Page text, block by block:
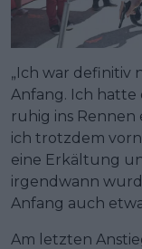
„Ich war definitiv
Anfang. Ich hatte
ruhig ins
ich trotzdem
eine Erkältung
irgendwann
Anfang auch
Am letzten